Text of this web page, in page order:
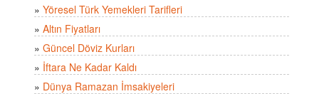
» Yöresel Türk Yemekleri Tarifleri
» Altın Fiyatları
» Güncel Döviz Kurları
» İftara Ne Kadar Kaldı
» Dünya Ramazan İmsakiyeleri